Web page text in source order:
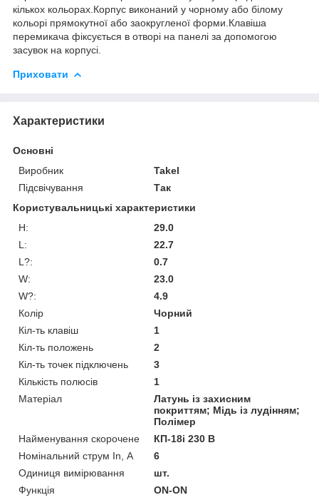
кількох кольорах.Корпус виконаний у чорному або білому
кольорі прямокутної або заокругленої форми.Клавіша
перемикача фіксується в отворі на панелі за допомогою
засувок на корпусі.
Приховати
Характеристики
Основні
Виробник
Takel
Підсвічування
Так
Користувальницькі характеристики
H:
29.0
L:
22.7
L?:
0.7
W:
23.0
W?:
4.9
Колір
Чорний
Кіл-ть клавіш
1
Кіл-ть положень
2
Кіл-ть точек підключень
3
Кількість полюсів
1
Матеріал
Латунь із захисним
покриттям; Мідь із лудінням;
Полімер
Найменування скорочене
КП-18і 230 В
Номінальний струм In, А
6
Одиниця вимірювання
шт.
Функція
ON-ON